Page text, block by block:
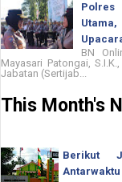
Polres
BN
Mayasari Patongai,
Jabatan (Sertijab...
This Month's
Berikut